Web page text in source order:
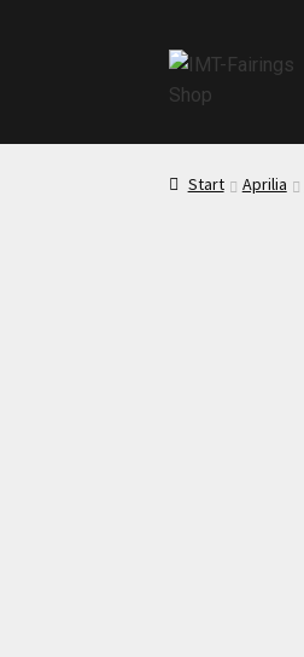
Start Aprilia